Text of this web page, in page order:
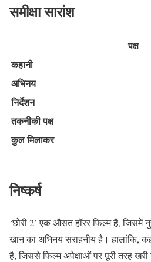
समीक्षा सारांश
पक्ष
कहानी
अभिनय
निर्देशन
तकनीकी पक्ष
कुल मिलाकर
निष्कर्ष
‘छोरी 2’ एक औसत हॉरर फिल्म है,
खान का अभिनय सराहनीय है। हालांकि,
है, जिससे फिल्म अपेक्षाओं पर पूरी तरह खरी